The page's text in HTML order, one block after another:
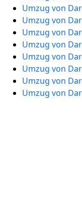
Umzug von
Umzug von
Umzug von
Umzug von
Umzug von
Umzug von
Umzug von
Umzug von